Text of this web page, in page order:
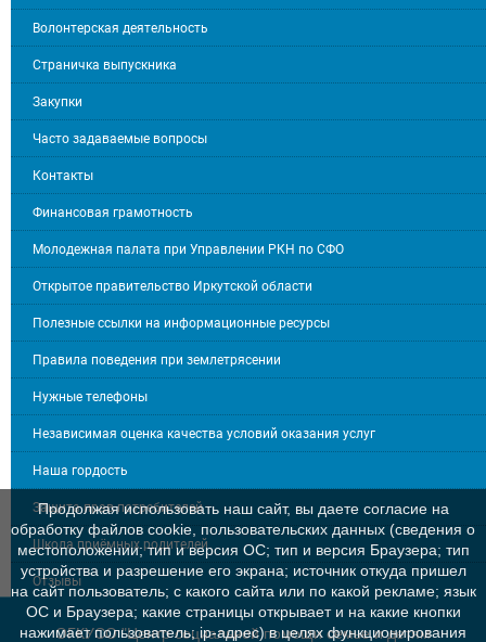
Волонтерская деятельность
Страничка выпускника
Закупки
Часто задаваемые вопросы
Контакты
Финансовая грамотность
Молодежная палата при Управлении РКН по СФО
Открытое правительство Иркутской области
Полезные ссылки на информационные ресурсы
Правила поведения при землетрясении
Нужные телефоны
Независимая оценка качества условий оказания услуг
Наша гордость
Защита прав потребителей
Школа приёмных родителей
Отзывы
ОГКУСО "Центр социальной помощи семье и детям
Продолжая использовать наш сайт, вы даете согласие на
обработку файлов cookie, пользовательских данных (сведения о
местоположении; тип и версия ОС; тип и версия Браузера; тип
устройства и разрешение его экрана; источник откуда пришел
на сайт пользователь; с какого сайта или по какой рекламе; язык
ОС и Браузера; какие страницы открывает и на какие кнопки
нажимает пользователь; ip-адрес) в целях функционирования